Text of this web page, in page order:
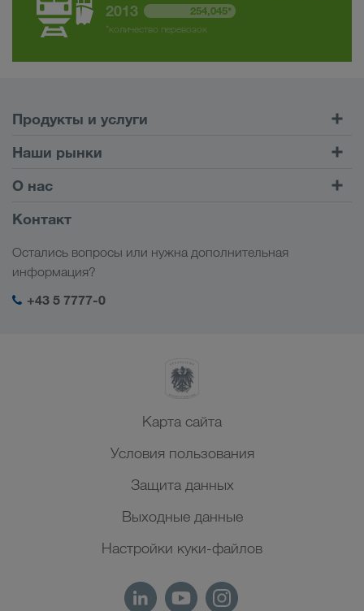
2013
254,045*
*количество перевозок
Продукты и услуги
Клиентский портал CONNECT
Цифровые решения
Мой вход в систему LKW WALTER
Наши рынки
Европа
Кавказ
Центральная Азия
Ближний Восток
Северная Африка
О нас
Социальная ответственность
Контакт
Остались вопросы или нужна дополнительная
информация?
+43 5 7777-0
Карта сайта
Условия пользования
Защита данных
Выходные данные
Настройки куки-файлов